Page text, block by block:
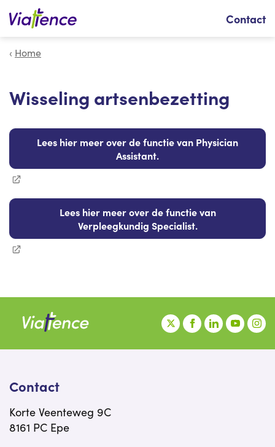
Contact
Zoeken
Home
Wisseling artsenbezetting
Lees hier meer over de functie van Physician
Assistant.
Lees hier meer over de functie van
Verpleegkundig Specialist.
Contact
Korte Veenteweg 9C
8161 PC Epe